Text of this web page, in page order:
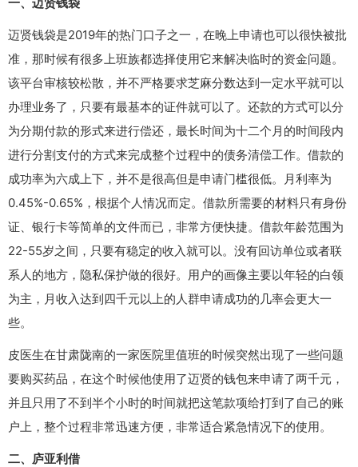
迈贤钱袋是2019年的热门口子之一，在晚上申请也可以很快被批
准，那时候有很多上班族都选择使用它来解决临时的资金问题。
该平台审核较松散，并不严格要求芝麻分数达到一定水平就可以
办理业务了，只要有最基本的证件就可以了。还款的方式可以分
为分期付款的形式来进行偿还，最长时间为十二个月的时间段内
进行分割支付的方式来完成整个过程中的债务清偿工作。借款的
成功率为六成上下，并不是很高但是申请门槛很低。月利率为
0.45%-0.65%，根据个人情况而定。借款所需要的材料只有身份
证、银行卡等简单的文件而已，非常方便快捷。借款年龄范围为
22-55岁之间，只要有稳定的收入就可以。没有回访单位或者联
系人的地方，隐私保护做的很好。用户的画像主要以年轻的白领
为主，月收入达到四千元以上的人群申请成功的几率会更大一
些。
皮医生在甘肃陇南的一家医院里值班的时候突然出现了一些问题
要购买药品，在这个时候他使用了迈贤的钱包来申请了两千元，
并且只用了不到半个小时的时间就把这笔款项给打到了自己的账
户上，整个过程非常迅速方便，非常适合紧急情况下的使用。
二、庐亚利借